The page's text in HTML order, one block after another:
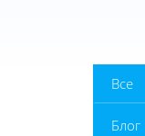
Все
Блог